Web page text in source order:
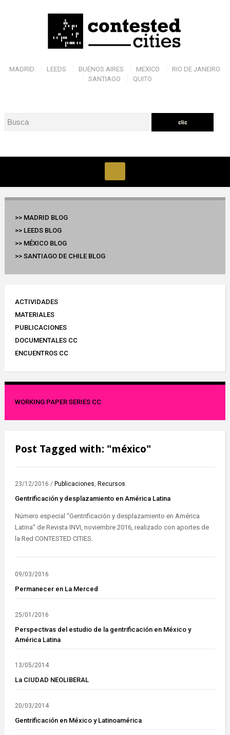
MADRID LEEDS BUENOS AIRES MEXICO
RIO DE JANEIRO
SANTIAGO
QUITO
>> MADRID BLOG
>> LEEDS BLOG
>> MÉXICO BLOG
>> SANTIAGO DE CHILE BLOG
ACTIVIDADES
MATERIALES
PUBLICACIONES
DOCUMENTALES CC
ENCUENTROS CC
WORKING PAPER SERIES CC
Post Tagged with: "méxico"
23/12/2016 / Publicaciones, Recursos
Gentrificación y desplazamiento en América Latina
Número especial “Gentrificación y desplazamiento en América
Latina” de Revista INVI, noviembre 2016, realizado con aportes de
la Red CONTESTED CITIES.
09/03/2016
Permanecer en La Merced
25/01/2016
Perspectivas del estudio de la gentrificación en México y
América Latina
13/05/2014
La CIUDAD NEOLIBERAL
20/03/2014
Gentrificación en México y Latinoamérica